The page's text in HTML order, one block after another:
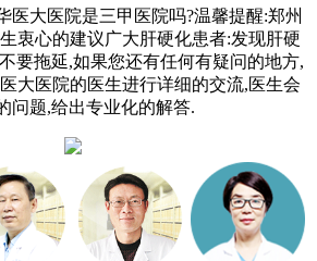
大医院是三甲医院吗?温馨提醒:郑州
衷心的建议广大肝硬化患者:发现肝硬
要拖延,如果您还有任何有疑问的地方,
大医院的医生进行详细的交流,医生会
问题,给出专业化的解答.